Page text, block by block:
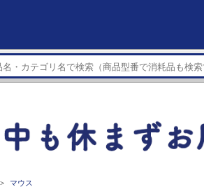
マウス